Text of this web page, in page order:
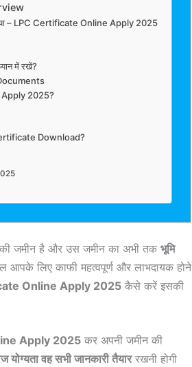
– LPC Certificate Online Apply 2025
में रखें?
2025?
Download?
की जमीन है और उस जमीन का अभी तक भूमि
लिए काफी महत्वपूर्ण और लाभदायक होने
Online Apply 2025 कैसे करें इसकी
Apply 2025 कर अपनी जमीन की
योग्यता वह सभी जानकारी तैयाररखनी होगी